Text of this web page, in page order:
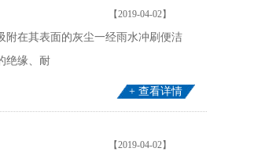
【2019-04-02】
附在其表面的灰尘一经雨水冲刷便洁
绝缘、耐
+ 查看详情
【2019-04-02】